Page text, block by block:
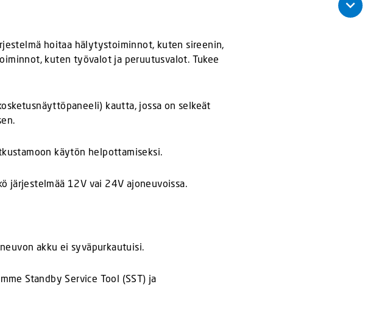
hoitaa hälytystoiminnot, kuten sireenin,
kuten työvalot ja peruutusvalot. Tukee
kautta, jossa on selkeät
käytön helpottamiseksi.
järjestelmää 12V vai 24V ajoneuvoissa.
akku ei syväpurkautuisi.
Standby Service Tool (SST) ja